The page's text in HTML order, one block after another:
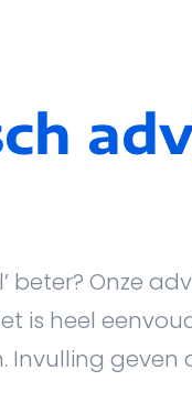
beter? Onze
is heel
Invulling